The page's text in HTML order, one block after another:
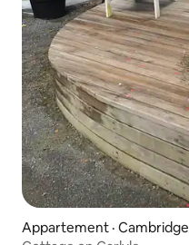
Appartement · Cambridge